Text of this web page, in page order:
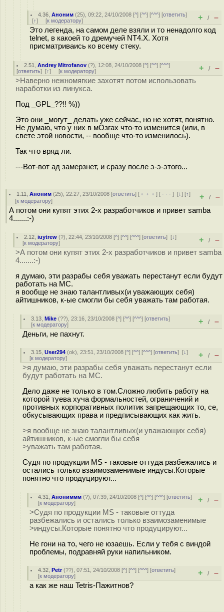
4.36 ,Аноним (25), 09:22, 24/10/2008 [^] [^^] [^^^] [ответить]
[↑] [к модератору] + / –
Это легенда, на самом деле взяли и то ненадолго код
telnet, в какоей то дремучей NT4.X. Хотя
присматриваись ко всему стеку.
2.51 ,Andrey Mitrofanov (?), 12:08, 24/10/2008 [^] [^^] [^^^]
[ответить] [↑] [к модератору] + / –
>Наверно нежномягкие захотят потом использовать
наработки из линукса.
Под _GPL_??!! %))
Это они _могут_ делать уже сейчас, но не хотят, понятно.
Не думаю, что у них в мОзгах что-то изменится (или, в
свете этой новости, -- вообще что-то изменилось).
Так что вряд ли.
---Вот-вот ад замерзнет, и сразу после э-э-этого...
1.11 ,Аноним (25), 22:27, 23/10/2008 [ответить] [ ﹢﹢﹢] [ · · ·][↓] [↑]
[к модератору] + / –
А потом они купят этих 2-х разработчиков и привет samba
4.......:-)
2.12 ,iuytrew (?), 22:44, 23/10/2008 [^] [^^] [^^^] [ответить][↓]
[к модератору] + / –
>А потом они купят этих 2-х разработчиков и привет samba
4.......:-)
я думаю, эти разрабы себя уважать перестанут если будут
работать на МС.
я вообще не знаю талантливых(и уважающих себя)
айтишников, к-ые смогли бы себя уважать там работая.
3.13 ,Mike (??), 23:16, 23/10/2008 [^] [^^] [^^^] [ответить]
[к модератору] + / –
Деньги, не пахнут.
3.15 ,User294 (ok), 23:51, 23/10/2008 [^] [^^] [^^^] [ответить][↓]
[к модератору] + / –
>я думаю, эти разрабы себя уважать перестанут если
будут работать на МС.
Дело даже не только в том.Сложно любить работу на
которой туева хуча формальностей, ограничений и
противных корпоративных политик запрещающих то, се,
обкусывающих права и предписывающих как жить.
>я вообще не знаю талантливых(и уважающих себя)
айтишников, к-ые смогли бы себя
>уважать там работая.
Судя по продукции MS - таковые оттуда разбежались и
остались только взаимозаменимые индусы.Которые
понятно что продуцируют...
4.31 ,Анониммм (?), 07:39, 24/10/2008 [^] [^^] [^^^] [ответить]
[к модератору] + / –
>Судя по продукции MS - таковые оттуда
разбежались и остались только взаимозаменимые
>индусы.Которые понятно что продуцируют...
Не гони на то, чего не юзаешь. Если у тебя с виндой
проблемы, подравняй руки напильником.
4.32 ,Petr(??), 07:51, 24/10/2008 [^] [^^] [^^^] [ответить]
[к модератору] + / –
а как же наш Tetris-Пажитнов?